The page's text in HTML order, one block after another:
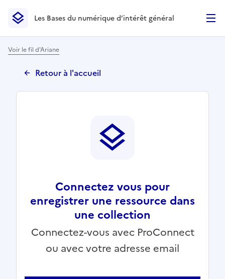
Les Bases du numérique d’intérêt général- Retour à la
Les Bases du numérique d’intérêt général
Voir le fil d'Ariane
Retour à l'accueil
Connectez vous pour
enregistrer une ressource dans
une collection
Connectez-vous avec ProConnect
ou avec votre adresse email